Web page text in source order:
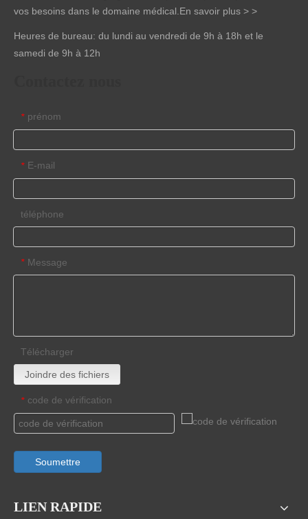
vos besoins dans le domaine médical. En savoir plus > >
Heures de bureau: du lundi au vendredi de 9h à 18h et le
samedi de 9h à 12h
* prénom
* E-mail
téléphone
* Message
Télécharger
Joindre des fichiers
* code de vérification
Soumettre
LIEN RAPIDE